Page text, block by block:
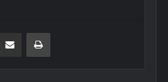
E-Posta ile paylaş Yazdır